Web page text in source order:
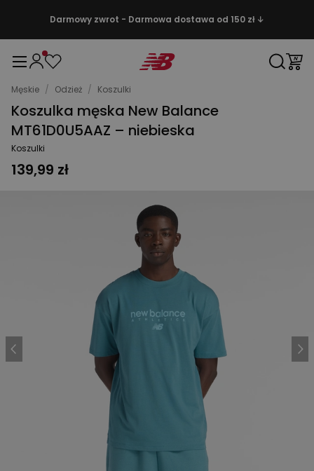
Darmowy zwrot - Darmowa dostawa od 150 zł ↓
Męskie / Odzież / Koszulki
Koszulka męska New Balance
MT61D0U5AAZ – niebieska
Koszulki
139,99 zł